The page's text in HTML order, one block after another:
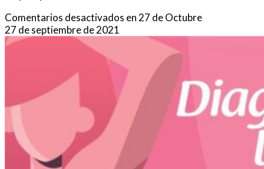
Comentarios desactivados en 27 de Octubre
27 de septiembre de 2021